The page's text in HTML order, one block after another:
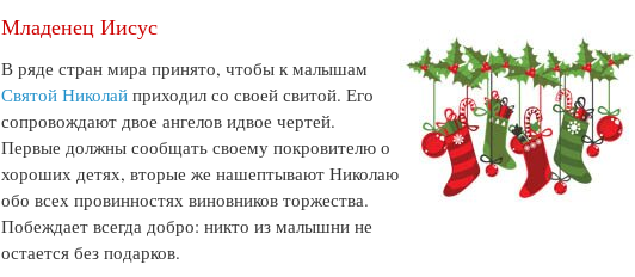
Младенец Иисус
В ряде стран мира принято, чтобы к малышам
Святой Николай приходил со своей свитой. Его
сопровождают двое ангелов идвое чертей.
Первые должны сообщать своему покровителю о
хороших детях, вторые же нашептывают Николаю
обо всех провинностях виновников торжества.
Побеждает всегда добро: никто из малышни не
остается без подарков.